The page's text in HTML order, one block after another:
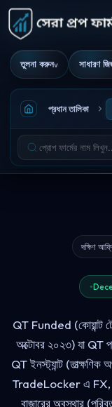
তুলনা করুনv সাধারণ
প্রধান তালিকা
দক্ষিণ
QT Funded (কোয়ান্ট
অক্টোবর ২০২৩) যা QT
QT ইনস্ট্যান্ট
TradeLocker এ FX,
বাজারের অবস্থার